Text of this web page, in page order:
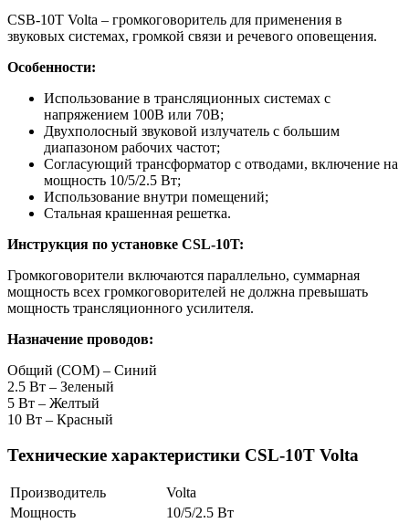
CSB-10T Volta – громкоговоритель для применения в
звуковых системах, громкой связи и речевого оповещения.
Особенности:
Использование в трансляционных системах с
напряжением 100В или 70В;
Двухполосный звуковой излучатель с большим
диапазоном рабочих частот;
Согласующий трансформатор с отводами, включение на
мощность 10/5/2.5 Вт;
Использование внутри помещений;
Стальная крашенная решетка.
Инструкция по установке CSL-10T:
Громкоговорители включаются параллельно, суммарная
мощность всех громкоговорителей не должна превышать
мощность трансляционного усилителя.
Назначение проводов:
Общий (COM) – Синий
2.5 Вт – Зеленый
5 Вт – Желтый
10 Вт – Красный
Технические характеристики CSL-10T Volta
Производитель
Volta
Мощность
10/5/2.5 Вт